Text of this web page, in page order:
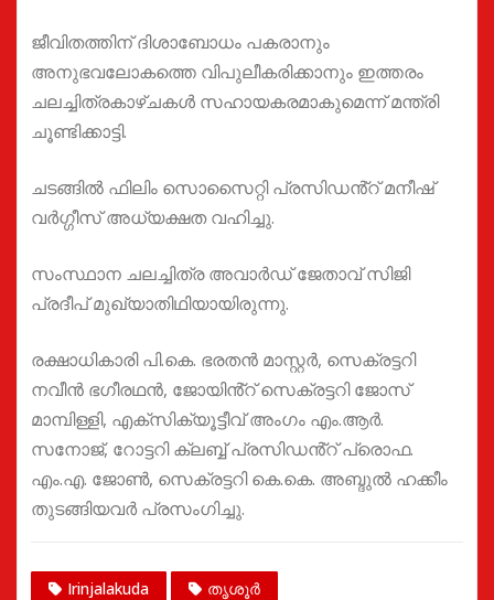
ജീവിതത്തിന് ദിശാബോധം പകരാനും
അനുഭവലോകത്തെ വിപുലീകരിക്കാനും ഇത്തരം
ചലച്ചിത്രകാഴ്ചകൾ സഹായകരമാകുമെന്ന് മന്ത്രി
ചൂണ്ടിക്കാട്ടി.
ചടങ്ങിൽ ഫിലിം സൊസൈറ്റി പ്രസിഡൻ്റ് മനീഷ്
വർഗ്ഗീസ് അധ്യക്ഷത വഹിച്ചു.
സംസ്ഥാന ചലച്ചിത്ര അവാർഡ് ജേതാവ് സിജി
പ്രദീപ് മുഖ്യാതിഥിയായിരുന്നു.
രക്ഷാധികാരി പി.കെ. ഭരതൻ മാസ്റ്റർ, സെക്രട്ടറി
നവീൻ ഭഗീരഥൻ, ജോയിൻ്റ് സെക്രട്ടറി ജോസ്
മാമ്പിള്ളി, എക്സിക്യൂട്ടീവ് അംഗം എം.ആർ.
സനോജ്, റോട്ടറി ക്ലബ്ബ് പ്രസിഡൻ്റ് പ്രൊഫ.
എം.എ. ജോൺ, സെക്രട്ടറി കെ.കെ. അബ്ദുൽ ഹക്കീം
തുടങ്ങിയവർ പ്രസംഗിച്ചു.
Irinjalakuda തൃശൂർ